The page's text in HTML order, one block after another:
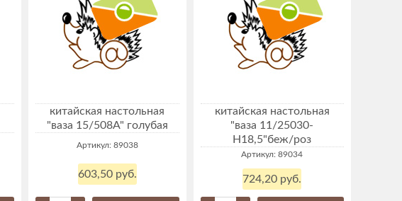
китайская настольная
"ваза 15/508А" голубая
Артикул: 89038
603,50 руб.
китайская настольная
"ваза 11/25030-
Н18,5"беж/роз
Артикул: 89034
724,20 руб.